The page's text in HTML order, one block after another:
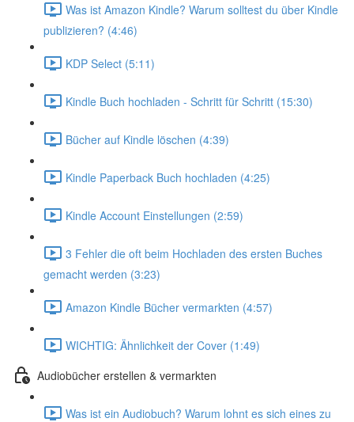
Was ist Amazon Kindle? Warum solltest du über Kindle
publizieren? (4:46)
KDP Select (5:11)
Kindle Buch hochladen - Schritt für Schritt (15:30)
Bücher auf Kindle löschen (4:39)
Kindle Paperback Buch hochladen (4:25)
Kindle Account Einstellungen (2:59)
3 Fehler die oft beim Hochladen des ersten Buches
gemacht werden (3:23)
Amazon Kindle Bücher vermarkten (4:57)
WICHTIG: Ähnlichkeit der Cover (1:49)
Audiobücher erstellen & vermarkten
Was ist ein Audiobuch? Warum lohnt es sich eines zu